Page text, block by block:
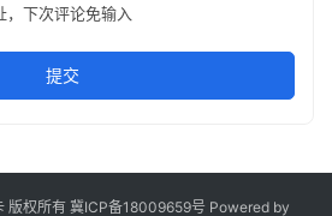
，下次评论免输入
提交
版权所有 冀ICP备18009659号 Powered by